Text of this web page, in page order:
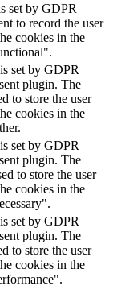
set by GDPR
to record the user
cookies in the
set by GDPR
plugin. The
to store the user
cookies in the
set by GDPR
plugin. The
to store the user
cookies in the
set by GDPR
plugin. The
to store the user
cookies in the